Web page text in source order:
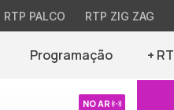
RTP PALCO RTP ZIG ZAG
Programação +
NO AR